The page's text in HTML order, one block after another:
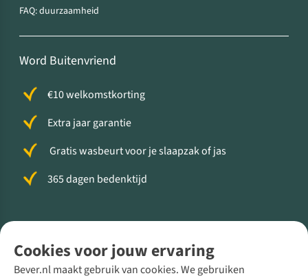
Cookies voor jouw ervaring
Bever.nl maakt gebruik van cookies. We gebruiken
FAQ: duurzaamheid
Word Buitenvriend
€10 welkomstkorting
Extra jaar garantie
Gratis wasbeurt voor je slaapzak of jas
365 dagen bedenktijd